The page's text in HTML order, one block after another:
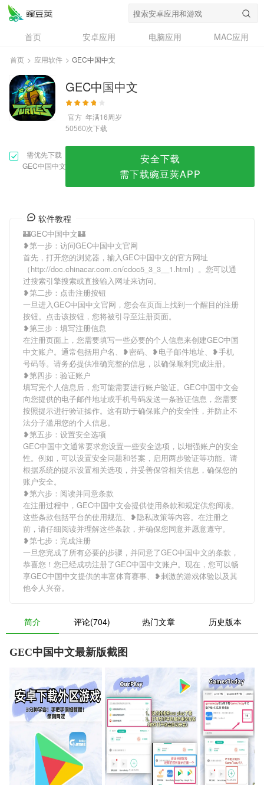
首页 安卓应用 电脑应用
MAC应用
资讯
专题
问答
首页 > 应用软件 > GEC中国中文
GEC中国中文
官方 年满16周岁
50560次下载
需优先下载
GEC中国中文
安全下载
需下载豌豆荚APP
软件教程
🏰GEC中国中文🏰
❥第一步：访问GEC中国中文官网
首先，打开您的浏览器，输入GEC中国中文的官方网址
（http://doc.chinacar.com.cn/cdoc5_3_3__1.html）。您可以通
过搜索引擎搜索或直接输入网址来访问。
❥第二步：点击注册按钮
一旦进入GEC中国中文官网，您会在页面上找到一个醒目的注册
按钮。点击该按钮，您将被引导至注册页面。
❥第三步：填写注册信息
在注册页面上，您需要填写一些必要的个人信息来创建GEC中国
中文账户。通常包括用户名、❥密码、❥电子邮件地址、❥手机
号码等。请务必提供准确完整的信息，以确保顺利完成注册。
❥第四步：验证账户
填写完个人信息后，您可能需要进行账户验证。GEC中国中文会
向您提供的电子邮件地址或手机号码发送一条验证信息，您需要
按照提示进行验证操作。这有助于确保账户的安全性，并防止不
法分子滥用您的个人信息。
❥第五步：设置安全选项
GEC中国中文通常要求您设置一些安全选项，以增强账户的安全
性。例如，可以设置安全问题和答案，启用两步验证等功能。请
根据系统的提示设置相关选项，并妥善保管相关信息，确保您的
账户安全。
❥第六步：阅读并同意条款
在注册过程中，GEC中国中文会提供使用条款和规定供您阅读。
这些条款包括平台的使用规范、❥隐私政策等内容。在注册之
前，请仔细阅读并理解这些条款，并确保您同意并愿意遵守。
❥第七步：完成注册
一旦您完成了所有必要的步骤，并同意了GEC中国中文的条款，
恭喜您！您已经成功注册了GEC中国中文账户。现在，您可以畅
享GEC中国中文提供的丰富体育赛事、❥刺激的游戏体验以及其
他令人兴奋。
简介 评论(704) 热门文章 历史版本
GEC中国中文最新版截图